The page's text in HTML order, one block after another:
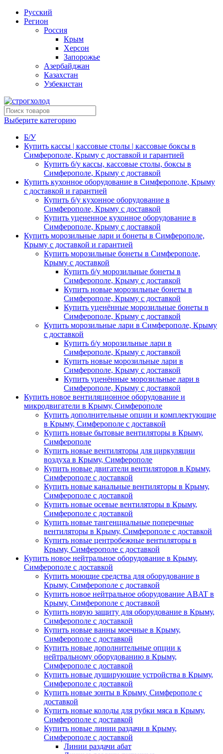
Русский
Регион
Россия
Крым
Херсон
Запорожье
Азербайджан
Казахстан
Узбекистан
Выберите категорию
Б/У
Купить кассы | кассовые столы | кассовые боксы в
Симферополе, Крыму с доставкой и гарантией
Купить б/у кассы, кассовые столы, боксы в
Симферополе, Крыму с доставкой
Купить кухонное оборудование в Симферополе, Крыму
с доставкой и гарантией
Купить б/у кухонное оборудование в
Симферополе, Крыму с доставкой
Купить уцененное кухонное оборудование в
Симферополе, Крыму с доставкой
Купить морозильные лари и бонеты в Симферополе,
Крыму с доставкой и гарантией
Купить морозильные бонеты в Симферополе,
Крыму с доставкой
Купить б/у морозильные бонеты в
Симферополе, Крыму с доставкой
Купить новые морозильные бонеты в
Симферополе, Крыму с доставкой
Купить уценённые морозильные бонеты в
Симферополе, Крыму с доставкой
Купить морозильные лари в Симферополе, Крыму
с доставкой
Купить б/у морозильные лари в
Симферополе, Крыму с доставкой
Купить новые морозильные лари в
Симферополе, Крыму с доставкой
Купить уценённые морозильные лари в
Симферополе, Крыму с доставкой
Купить новое вентиляционное оборудование и
микродвигатели в Крыму, Симферополе
Купить дополнительные опции и комплектующие
в Крыму, Симферополе с доставкой
Купить новые бытовые вентиляторы в Крыму,
Симферополе
Купить новые вентиляторы для циркуляции
воздуха в Крыму, Симферополе
Купить новые двигатели вентиляторов в Крыму,
Симферополе с доставкой
Купить новые канальные вентиляторы в Крыму,
Симферополе с доставкой
Купить новые осевые вентиляторы в Крыму,
Симферополе с доставкой
Купить новые тангенциальные поперечные
вентиляторы в Крыму, Симферополе с доставкой
Купить новые центробежные вентиляторы в
Крыму, Симферополе с доставкой
Купить новое нейтральное оборудование в Крыму,
Симферополе с доставкой
Купить моющие средства для оборудование в
Крыму, Симферополе с доставкой
Купить новое нейтральное оборудование ABAT в
Крыму, Симферополе с доставкой
Купить новую защиту для оборудование в Крыму,
Симферополе с доставкой
Купить новые ванны моечные в Крыму,
Симферополе с доставкой
Купить новые дополнительные опции к
нейтральному оборудованию в Крыму,
Симферополе с доставкой
Купить новые душирующие устройства в Крыму,
Симферополе с доставкой
Купить новые зонты в Крыму, Симферополе с
доставкой
Купить новые колоды для рубки мяса в Крыму,
Симферополе с доставкой
Купить новые линии раздачи в Крыму,
Симферополе с доставкой
Линии раздачи абат